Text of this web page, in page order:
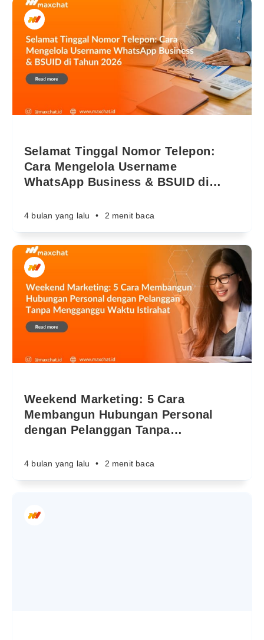
Selamat Tinggal Nomor Telepon:
Cara Mengelola Username
WhatsApp Business & BSUID di…
4 bulan yang lalu • 2 menit baca
Weekend Marketing: 5 Cara
Membangun Hubungan Personal
dengan Pelanggan Tanpa…
4 bulan yang lalu • 2 menit baca